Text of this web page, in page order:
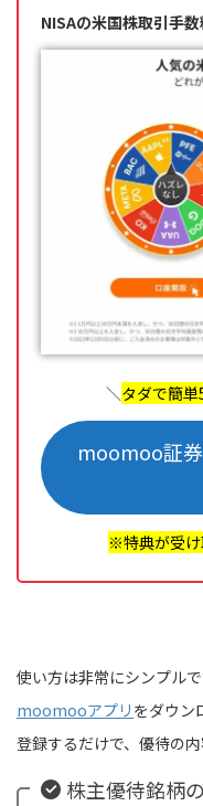
NISAの米国株取引手
＼タダで簡
moomoo証
※特典が受け
使い方は非常にシンプルで
moomooアプリ をダウン
登録するだけで、優待の
株主優待銘柄